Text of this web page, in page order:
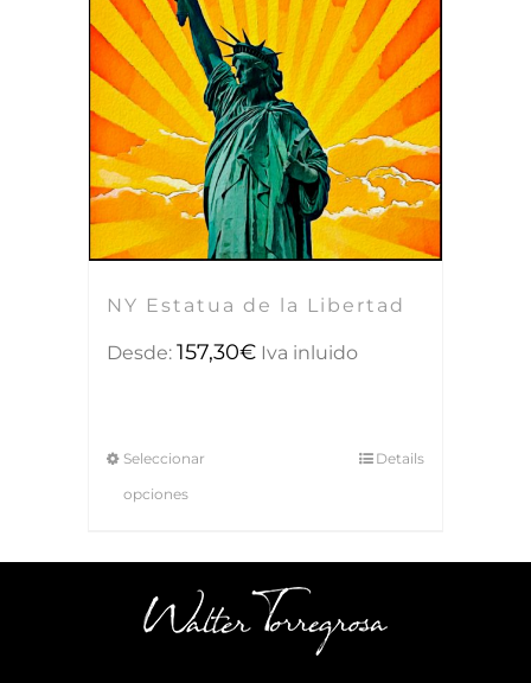
NY Estatua de la Libertad
Desde: 157,30€ Iva inluido
Seleccionar
opciones
Details